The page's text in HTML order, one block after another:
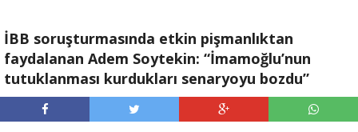
İBB soruşturmasında etkin pişmanlıktan
faydalanan Adem Soytekin: “İmamoğlu’nun
tutuklanması kurdukları senaryoyu bozdu”